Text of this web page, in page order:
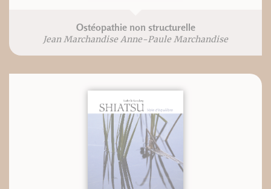
Ostéopathie non structurelle
Jean Marchandise Anne-Paule Marchandise